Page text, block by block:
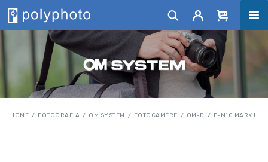
HOME FOTOGRAFIA OM SYSTEM FOTOCAMERE OM-D E-M10 MARK II